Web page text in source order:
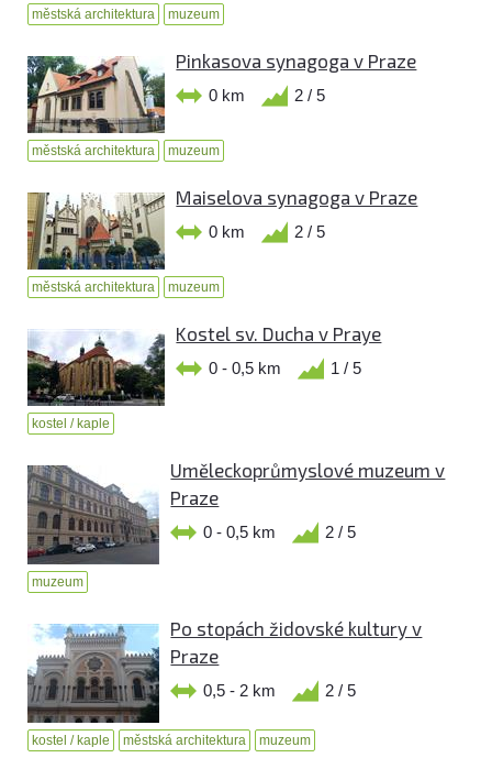
městská architektura muzeum
Pinkasova synagoga v Praze
0 km 2 / 5
městská architektura muzeum
Maiselova synagoga v Praze
0 km 2 / 5
městská architektura muzeum
Kostel sv. Ducha v Praye
0 - 0,5 km 1 / 5
kostel / kaple
Uměleckoprůmyslové muzeum v
Praze
0 - 0,5 km 2 / 5
muzeum
Po stopách židovské kultury v
Praze
0,5 - 2 km 2 / 5
kostel / kaple městská architektura muzeum